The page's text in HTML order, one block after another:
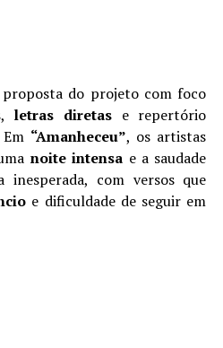
do projeto com foco
, letras diretas e repertório
“Amanheceu”, os artistas
noite intensa e a saudade
com versos que
e dificuldade de seguir em